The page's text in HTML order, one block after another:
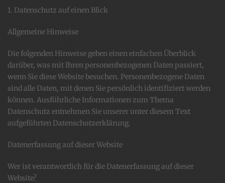
1. Datenschutz auf einen Blick
Allgemeine Hinweise
Die folgenden Hinweise geben einen einfachen Überblick
darüber, was mit Ihren personenbezogenen Daten passiert,
wenn Sie diese Website besuchen. Personenbezogene Daten
sind alle Daten, mit denen Sie persönlich identifiziert werden
können. Ausführliche Informationen zum Thema
Datenschutz entnehmen Sie unserer unter diesem Text
aufgeführten Datenschutzerklärung.
Datenerfassung auf dieser Website
Wer ist verantwortlich für die Datenerfassung auf dieser
Website?